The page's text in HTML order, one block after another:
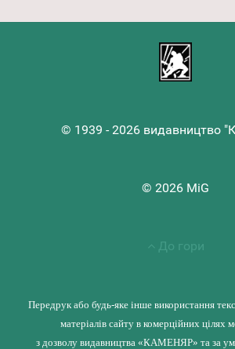
© 1939 - 2026 видавництво
© 2026 MiG
До гори
Передрук або будь-яке інше використання
матеріалів сайту в комерційних цілях
з дозволу видавництва «КАМЕНЯР» та за